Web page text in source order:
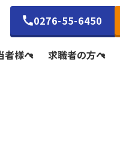
者様へ 求職者の方へ
0276-55-6450